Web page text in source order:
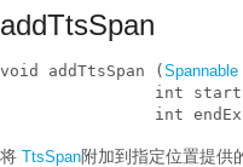
addTtsSpan
void addTtsSpan ( Spannable
int
int
将 TtsSpan附加到指定位置提供